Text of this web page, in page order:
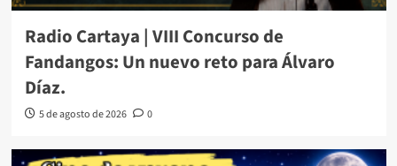
Radio Cartaya | VIII Concurso de
Fandangos: Un nuevo reto para Álvaro
Díaz.
5 de agosto de 2026 0